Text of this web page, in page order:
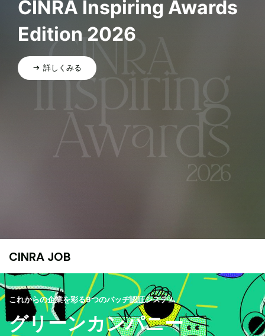
CINRA Inspiring Awards
Edition 2026
詳しくみる
CINRA JOB
これからの企業を彩る9つのバッヂ認証システム
グリーンカンパニー